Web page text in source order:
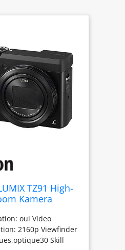
TZ91 High-
Kamera
Weitwinkel,
oui Video
2160p Viewfinder
Skill